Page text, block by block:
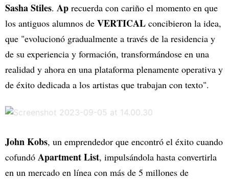
Sasha Stiles. Ap recuerda con cariño el momento en que
los antiguos alumnos de VERTICAL concibieron la idea,
que "evolucionó gradualmente a través de la residencia y
de su experiencia y formación, transformándose en una
realidad y ahora en una plataforma plenamente operativa y
de éxito dedicada a los artistas que trabajan con texto".
John Kobs, un emprendedor que encontró el éxito cuando
cofundó Apartment List, impulsándola hasta convertirla
en un mercado en línea con más de 5 millones de